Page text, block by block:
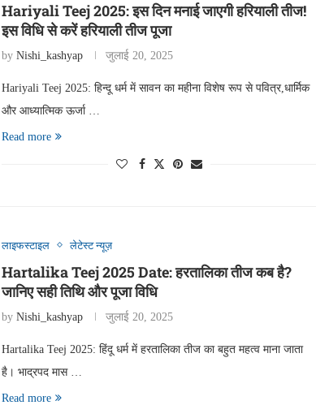
Hariyali Teej 2025: इस दिन मनाई जाएगी हरियाली तीज!
इस विधि से करें हरियाली तीज पूजा
by Nishi_kashyap जुलाई 20, 2025
Hariyali Teej 2025: हिन्दू धर्म में सावन का महीना विशेष रूप से पवित्र,धार्मिक
और आध्यात्मिक ऊर्जा …
Read more
लाइफस्टाइल लेटेस्ट न्यूज़
Hartalika Teej 2025 Date: हरतालिका तीज कब है?
जानिए सही तिथि और पूजा विधि
by Nishi_kashyap जुलाई 20, 2025
Hartalika Teej 2025: हिंदू धर्म में हरतालिका तीज का बहुत महत्व माना जाता
है। भाद्रपद मास …
Read more